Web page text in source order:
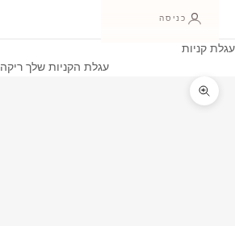
כניסה
עגלת קניות
עגלת הקניות שלך ריקה
תקריב